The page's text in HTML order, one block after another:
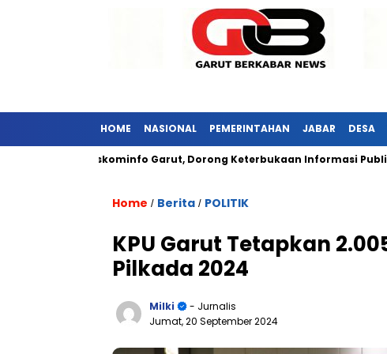
HOME NASIONAL PEMERINTAHAN JABAR DESA
Diskominfo Garut, Dorong Keterbukaan Informasi Publik
Home / Berita / POLITIK
KPU Garut Tetapkan
Pilkada 2024
Milki
- Jurnalis
Jumat, 20 September 2024